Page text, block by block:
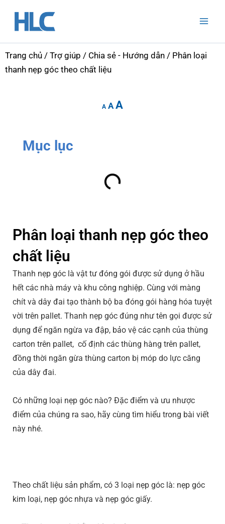
Trang chủ / Trợ giúp / Chia sẻ - Hướng dẫn / Phân loại
thanh nẹp góc theo chất liệu
Afont
Afont
Afont
Mục lục
Phân loại thanh nẹp góc theo
chất liệu
Thanh nẹp góc là vật tư đóng gói được sử dụng ở hầu
hết các nhà máy và khu công nghiệp. Cùng với màng
chít và dây đai tạo thành bộ ba đóng gói hàng hóa tuyệt
vời trên pallet. Thanh nẹp góc đúng như tên gọi được sử
dụng để ngăn ngừa va đập, bảo vệ các cạnh của thùng
carton trên pallet, cố định các thùng hàng trên pallet,
đồng thời ngăn gừa thùng carton bị móp do lực căng
của dây đai.
Có những loại nẹp góc nào? Đặc điểm và ưu nhược
điểm của chúng ra sao, hãy cùng tìm hiểu trong bài viết
này nhé.
Theo chất liệu sản phẩm, có 3 loại nẹp góc là: nẹp góc
kim loại, nẹp góc nhựa và nẹp góc giấy.